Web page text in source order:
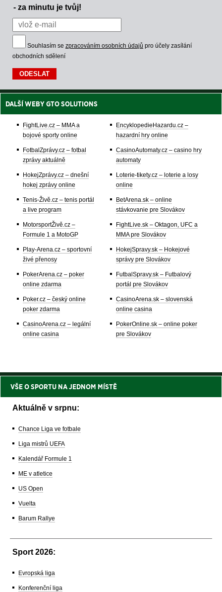
- za minutu je tvůj!
Souhlasím se zpracováním osobních údajů pro účely zasílání
obchodních sdělení
DALŠÍ WEBY GTO SOLUTIONS
FightLive.cz – MMA a
bojové sporty online
FotbalZprávy.cz – fotbal
zprávy aktuálně
HokejZprávy.cz – dnešní
hokej zprávy online
Tenis-Živě.cz – tenis portál
a live program
MotorsportŽivě.cz –
Formule 1 a MotoGP
Play-Arena.cz – sportovní
živé přenosy
PokerArena.cz – poker
online zdarma
Poker.cz – český online
poker zdarma
CasinoArena.cz – legální
online casina
EncyklopedieHazardu.cz –
hazardní hry online
CasinoAutomaty.cz – casino hry
automaty
Loterie-tikety.cz – loterie a losy
online
BetArena.sk – online
stávkovanie pre Slovákov
FightLive.sk – Oktagon, UFC a
MMA pre Slovákov
HokejSpravy.sk – Hokejové
správy pre Slovákov
FutbalSpravy.sk – Futbalový
portál pre Slovákov
CasinoArena.sk – slovenská
online casina
PokerOnline.sk – online poker
pre Slovákov
VŠE O SPORTU NA JEDNOM MÍSTĚ
Aktuálně v srpnu:
Chance Liga ve fotbale
Liga mistrů UEFA
Kalendář Formule 1
ME v atletice
US Open
Vuelta
Barum Rallye
Sport 2026:
Evropská liga
Konferenční liga